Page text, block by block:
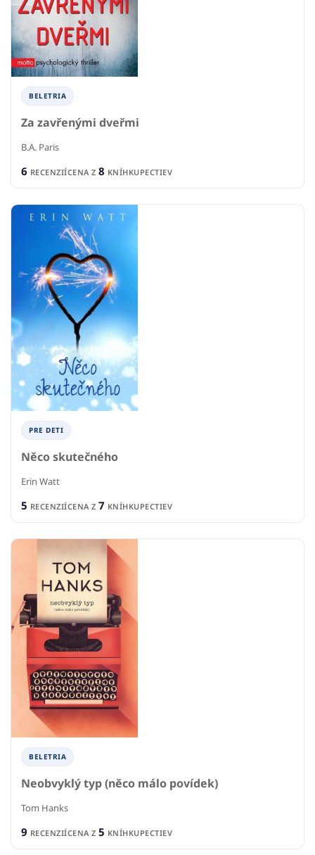
BELETRIA
Za zavřenými dveřmi
B.A. Paris
6 RECENZIÍCENA Z 8 KNÍHKUPECTIEV
PRE DETI
Něco skutečného
Erin Watt
5 RECENZIÍCENA Z 7 KNÍHKUPECTIEV
BELETRIA
Neobvyklý typ (něco málo povídek)
Tom Hanks
9 RECENZIÍCENA Z 5 KNÍHKUPECTIEV